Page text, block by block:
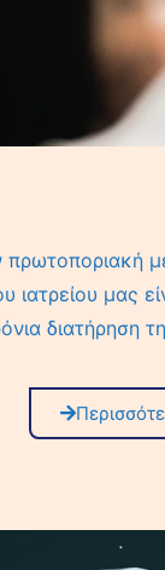
πρωτοποριακή
μας
διατήρηση